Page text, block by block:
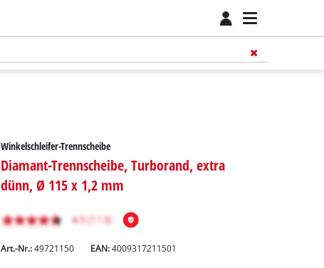
Winkelschleifer-Trennscheibe
Diamant-Trennscheibe, Turborand, extra
dünn, Ø 115 x 1,2 mm
Art.-Nr.: 49721150 EAN:4009317211501